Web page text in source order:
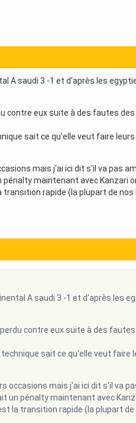
A saudi 3 -1 et d'après les
contre eux suite à des fautes
sait ce qu'elle veut faire
mais j'ai ici dit s'il va pas
maintenant avec Kanzari
rapide (la plupart de nos
A saudi 3 -1 et d'après les
contre eux suite à des
sait ce qu'elle veut faire
occasions mais j'ai ici dit s'il va
un pénalty maintenant avec
la transition rapide (la plupart